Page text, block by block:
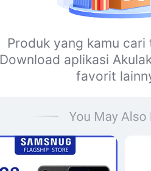
Produk yang kamu
Download aplikasi
favorit